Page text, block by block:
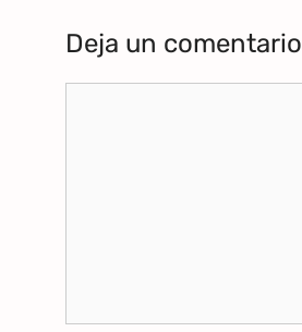
Deja un comentario